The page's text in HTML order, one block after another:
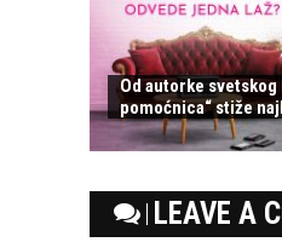
Od autorke
pomoćnica“ stiže
LEAVE A